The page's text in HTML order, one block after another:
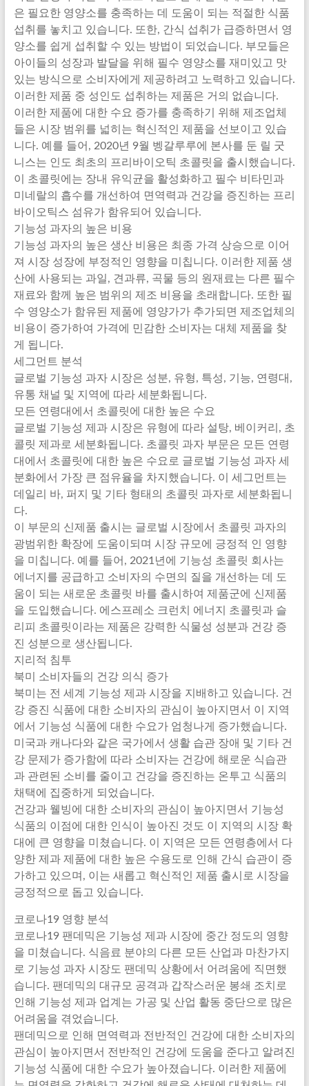
은 필요한 영양소를 충족하는 데 도움이 되는 적절한 식품
섭취를 놓치고 있습니다. 또한, 간식 섭취가 급증하면서 영
양소를 쉽게 섭취할 수 있는 방법이 되었습니다. 부모들은
아이들의 성장과 발달을 위해 필수 영양소를 재미있고 맛
있는 방식으로 소비자에게 제공하려고 노력하고 있습니다.
이러한 제품 중 성인도 섭취하는 제품은 거의 없습니다.
이러한 제품에 대한 수요 증가를 충족하기 위해 제조업체
들은 시장 범위를 넓히는 혁신적인 제품을 선보이고 있습
니다. 예를 들어, 2020년 9월 벵갈루루에 본사를 둔 릴 굿
니스는 인도 최초의 프리바이오틱 초콜릿을 출시했습니다.
이 초콜릿에는 장내 유익균을 활성화하고 필수 비타민과
미네랄의 흡수를 개선하여 면역력과 건강을 증진하는 프리
바이오틱스 섬유가 함유되어 있습니다.
기능성 과자의 높은 비용
기능성 과자의 높은 생산 비용은 최종 가격 상승으로 이어
져 시장 성장에 부정적인 영향을 미칩니다. 이러한 제품 생
산에 사용되는 과일, 견과류, 곡물 등의 원재료는 다른 필수
재료와 함께 높은 범위의 제조 비용을 초래합니다. 또한 필
수 영양소가 함유된 제품에 영양가가 추가되면 제조업체의
비용이 증가하여 가격에 민감한 소비자는 대체 제품을 찾
게 됩니다.
세그먼트 분석
글로벌 기능성 과자 시장은 성분, 유형, 특성, 기능, 연령대,
유통 채널 및 지역에 따라 세분화됩니다.
모든 연령대에서 초콜릿에 대한 높은 수요
글로벌 기능성 제과 시장은 유형에 따라 설탕, 베이커리, 초
콜릿 제과로 세분화됩니다. 초콜릿 과자 부문은 모든 연령
대에서 초콜릿에 대한 높은 수요로 글로벌 기능성 과자 세
분화에서 가장 큰 점유율을 차지했습니다. 이 세그먼트는
데일리 바, 퍼지 및 기타 형태의 초콜릿 과자로 세분화됩니
다.
이 부문의 신제품 출시는 글로벌 시장에서 초콜릿 과자의
광범위한 확장에 도움이되며 시장 규모에 긍정적 인 영향
을 미칩니다. 예를 들어, 2021년에 기능성 초콜릿 회사는
에너지를 공급하고 소비자의 수면의 질을 개선하는 데 도
움이 되는 새로운 초콜릿 바를 출시하여 제품군에 신제품
을 도입했습니다. 에스프레소 크런치 에너지 초콜릿과 슬
리피 초콜릿이라는 제품은 강력한 식물성 성분과 건강 증
진 성분으로 생산됩니다.
지리적 침투
북미 소비자들의 건강 의식 증가
북미는 전 세계 기능성 제과 시장을 지배하고 있습니다. 건
강 증진 식품에 대한 소비자의 관심이 높아지면서 이 지역
에서 기능성 식품에 대한 수요가 엄청나게 증가했습니다.
미국과 캐나다와 같은 국가에서 생활 습관 장애 및 기타 건
강 문제가 증가함에 따라 소비자는 건강에 해로운 식습관
과 관련된 소비를 줄이고 건강을 증진하는 온투고 식품의
채택에 집중하게 되었습니다.
건강과 웰빙에 대한 소비자의 관심이 높아지면서 기능성
식품의 이점에 대한 인식이 높아진 것도 이 지역의 시장 확
대에 큰 영향을 미쳤습니다. 이 지역은 모든 연령층에서 다
양한 제과 제품에 대한 높은 수용도로 인해 간식 습관이 증
가하고 있으며, 이는 새롭고 혁신적인 제품 출시로 시장을
긍정적으로 돕고 있습니다.
코로나19 영향 분석
코로나19 팬데믹은 기능성 제과 시장에 중간 정도의 영향
을 미쳤습니다. 식음료 분야의 다른 모든 산업과 마찬가지
로 기능성 과자 시장도 팬데믹 상황에서 어려움에 직면했
습니다. 팬데믹의 대규모 공격과 갑작스러운 봉쇄 조치로
인해 기능성 제과 업계는 가공 및 산업 활동 중단으로 많은
어려움을 겪었습니다.
팬데믹으로 인해 면역력과 전반적인 건강에 대한 소비자의
관심이 높아지면서 전반적인 건강에 도움을 준다고 알려진
기능성 식품에 대한 수요가 높아졌습니다. 이러한 제품에